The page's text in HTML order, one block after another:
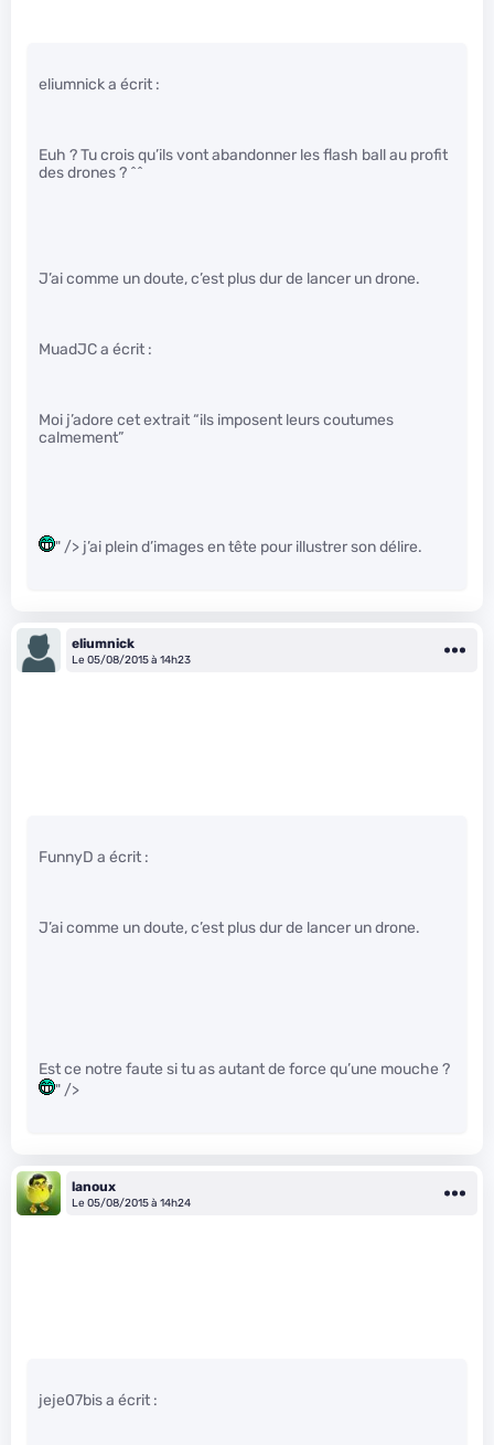
eliumnick a écrit :
Euh ? Tu crois qu’ils vont abandonner les flash ball au profit
des drones ? ^^
J’ai comme un doute, c’est plus dur de lancer un drone.
MuadJC a écrit :
Moi j’adore cet extrait “ils imposent leurs coutumes
calmement”
" /> j’ai plein d’images en tête pour illustrer son délire.
eliumnick
Le 05/08/2015 à 14h23
FunnyD a écrit :
J’ai comme un doute, c’est plus dur de lancer un drone.
Est ce notre faute si tu as autant de force qu’une mouche ?
" />
lanoux
Le 05/08/2015 à 14h24
jeje07bis a écrit :